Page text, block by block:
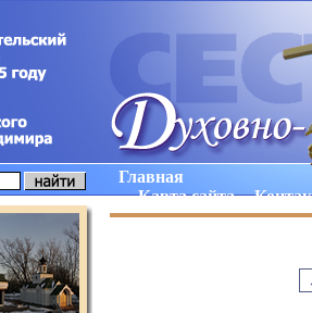
Главная
Карта сайта